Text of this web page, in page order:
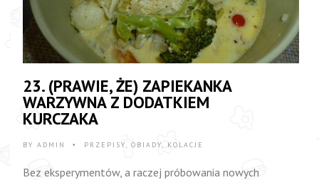
23. (PRAWIE, ŻE) ZAPIEKANKA
WARZYWNA Z DODATKIEM
KURCZAKA
BY ADMIN • PRZEPISY, OBIADY, KOLACJE
Bez eksperymentów, a raczej próbowania nowych